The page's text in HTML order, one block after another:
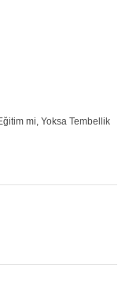
mi, Yoksa Tembellik